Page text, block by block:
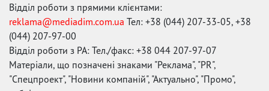
Відділ роботи з прямими клієнтами:
reklama@mediadim.com.ua Тел: +38 (044) 207-33-05, +38
(044) 207-97-00
Відділ роботи з РА: Тел./факс: +38 044 207-97-07
Матеріали, що позначені знаками "Реклама", "PR",
"Спецпроект", "Новини компаній", "Актуально", "Промо",